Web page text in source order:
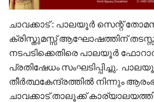
ചാവക്കാട് : പാലയൂർ സെന്റ്
ക്രിസ്തുമസ്സ്‌ ആഘോഷത്തിന്
നടപടിക്കെതിരെ പാലയൂർ
പ്രതിഷേധം സംഘടിപ്പിച്ചു.
തീർത്ഥകേന്ദ്രത്തിൽ നിന്നും
ചാവക്കാട് താലൂക്ക്